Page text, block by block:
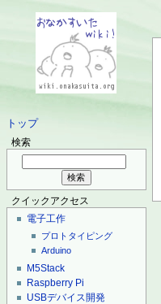
トップ
検索
クイックアクセス
電子工作
プロトタイピング
Arduino
M5Stack
Raspberry Pi
USBデバイス開発